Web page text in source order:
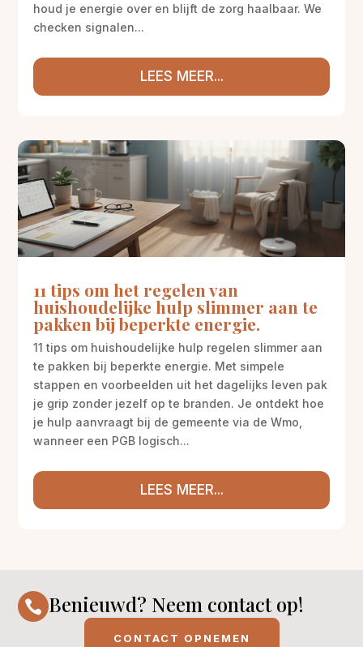
houd je energie over en blijft de zorg haalbaar. We
checken signalen...
LEES MEER...
11 tips om het regelen van
huishoudelijke hulp slimmer aan te
pakken bij beperkte energie.
11 tips om huishoudelijke hulp regelen slimmer aan
te pakken bij beperkte energie. Met simpele
stappen en voorbeelden uit het dagelijks leven pak
je grip zonder jezelf op te branden. Je ontdekt hoe
je hulp aanvraagt bij de gemeente via de Wmo,
wanneer een PGB logisch...
LEES MEER...
 Benieuwd? Neem contact op!
CONTACT OPNEMEN